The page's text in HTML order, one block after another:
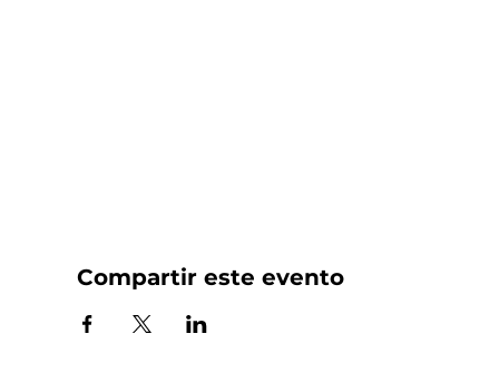
Compartir este evento